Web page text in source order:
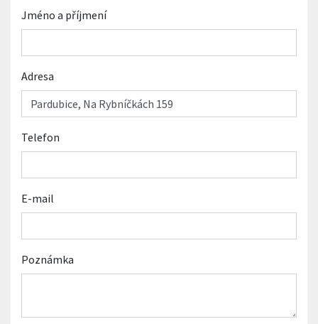
Jméno a příjmení
Adresa
Telefon
E-mail
Poznámka